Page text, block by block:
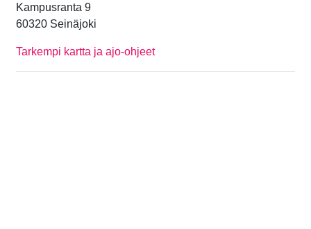
Kampusranta 9
60320 Seinäjoki
Tarkempi kartta ja ajo-ohjeet